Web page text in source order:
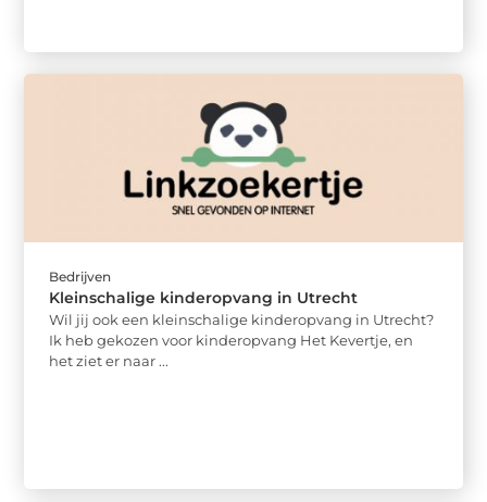
Bedrijven
Kleinschalige kinderopvang in Utrecht
Wil jij ook een kleinschalige kinderopvang in Utrecht?
Ik heb gekozen voor kinderopvang Het Kevertje, en
het ziet er naar ...